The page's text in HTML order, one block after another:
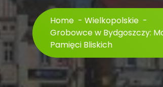
Home - Wielkopolskie -
Grobowce w Bydgoszczy:
Pamięci Bliskich